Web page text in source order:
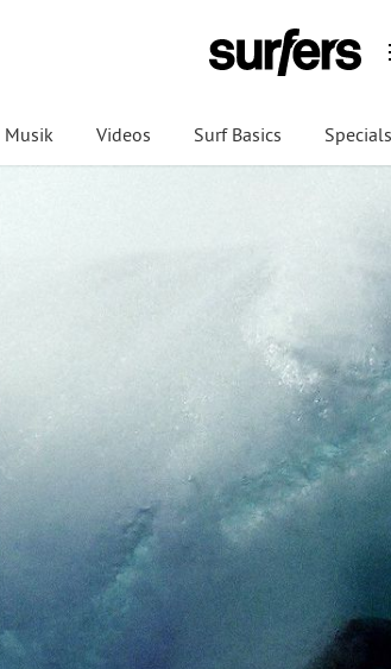
Musik Videos Surf Basics Specials